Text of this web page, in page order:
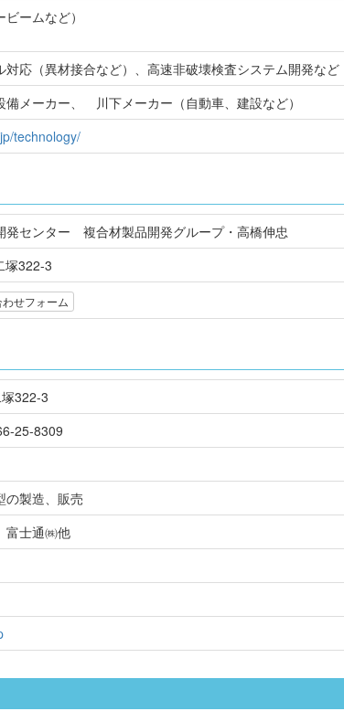
ームなど）
対応（異材接合など）、高速非破壊検査システム開発など
メーカー、 川下メーカー（自動車、建設など）
technology/
センター 複合材製品開発グループ・高橋伸忠
塚322-3
せフォーム
322-3
25-8309
の製造、販売
富士通㈱他